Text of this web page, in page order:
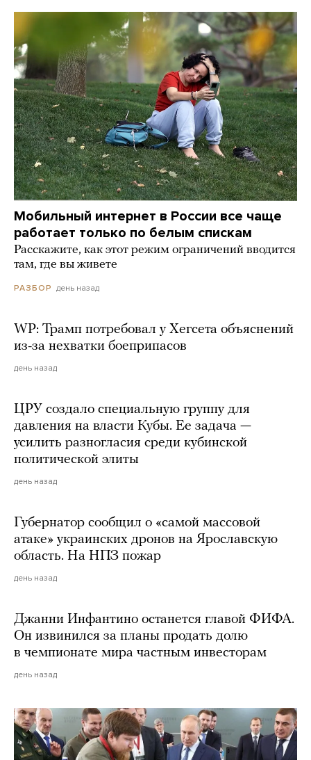
Мобильный интернет в России все чаще
работает только по белым спискам
Расскажите, как этот режим ограничений вводится
там, где вы живете
РАЗБОР день назад
WP: Трамп потребовал у Хегсета объяснений
из-за нехватки боеприпасов
день назад
ЦРУ создало специальную группу для
давления на власти Кубы. Ее задача —
усилить разногласия среди кубинской
политической элиты
день назад
Губернатор сообщил о «самой массовой
атаке» украинских дронов на Ярославскую
область. На НПЗ пожар
день назад
Джанни Инфантино останется главой ФИФА.
Он извинился за планы продать долю
в чемпионате мира частным инвесторам
день назад